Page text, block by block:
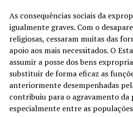
As consequências sociais da
igualmente graves. Com o
religiosas, cessaram muitas das
apoio aos mais necessitados. O
assumir a posse dos bens
substituir de forma eficaz as
anteriormente desempenhadas
contribuiu para o agravamento da
especialmente entre as